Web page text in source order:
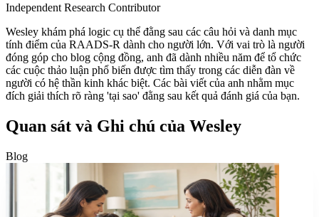
Independent Research Contributor
Wesley khám phá logic cụ thể đằng sau các câu hỏi và danh mục
tính điểm của RAADS-R dành cho người lớn. Với vai trò là người
đóng góp cho blog cộng đồng, anh đã dành nhiều năm để tổ chức
các cuộc thảo luận phổ biến được tìm thấy trong các diễn đàn về
người có hệ thần kinh khác biệt. Các bài viết của anh nhằm mục
đích giải thích rõ ràng 'tại sao' đằng sau kết quả đánh giá của bạn.
Quan sát và Ghi chú của Wesley
Blog